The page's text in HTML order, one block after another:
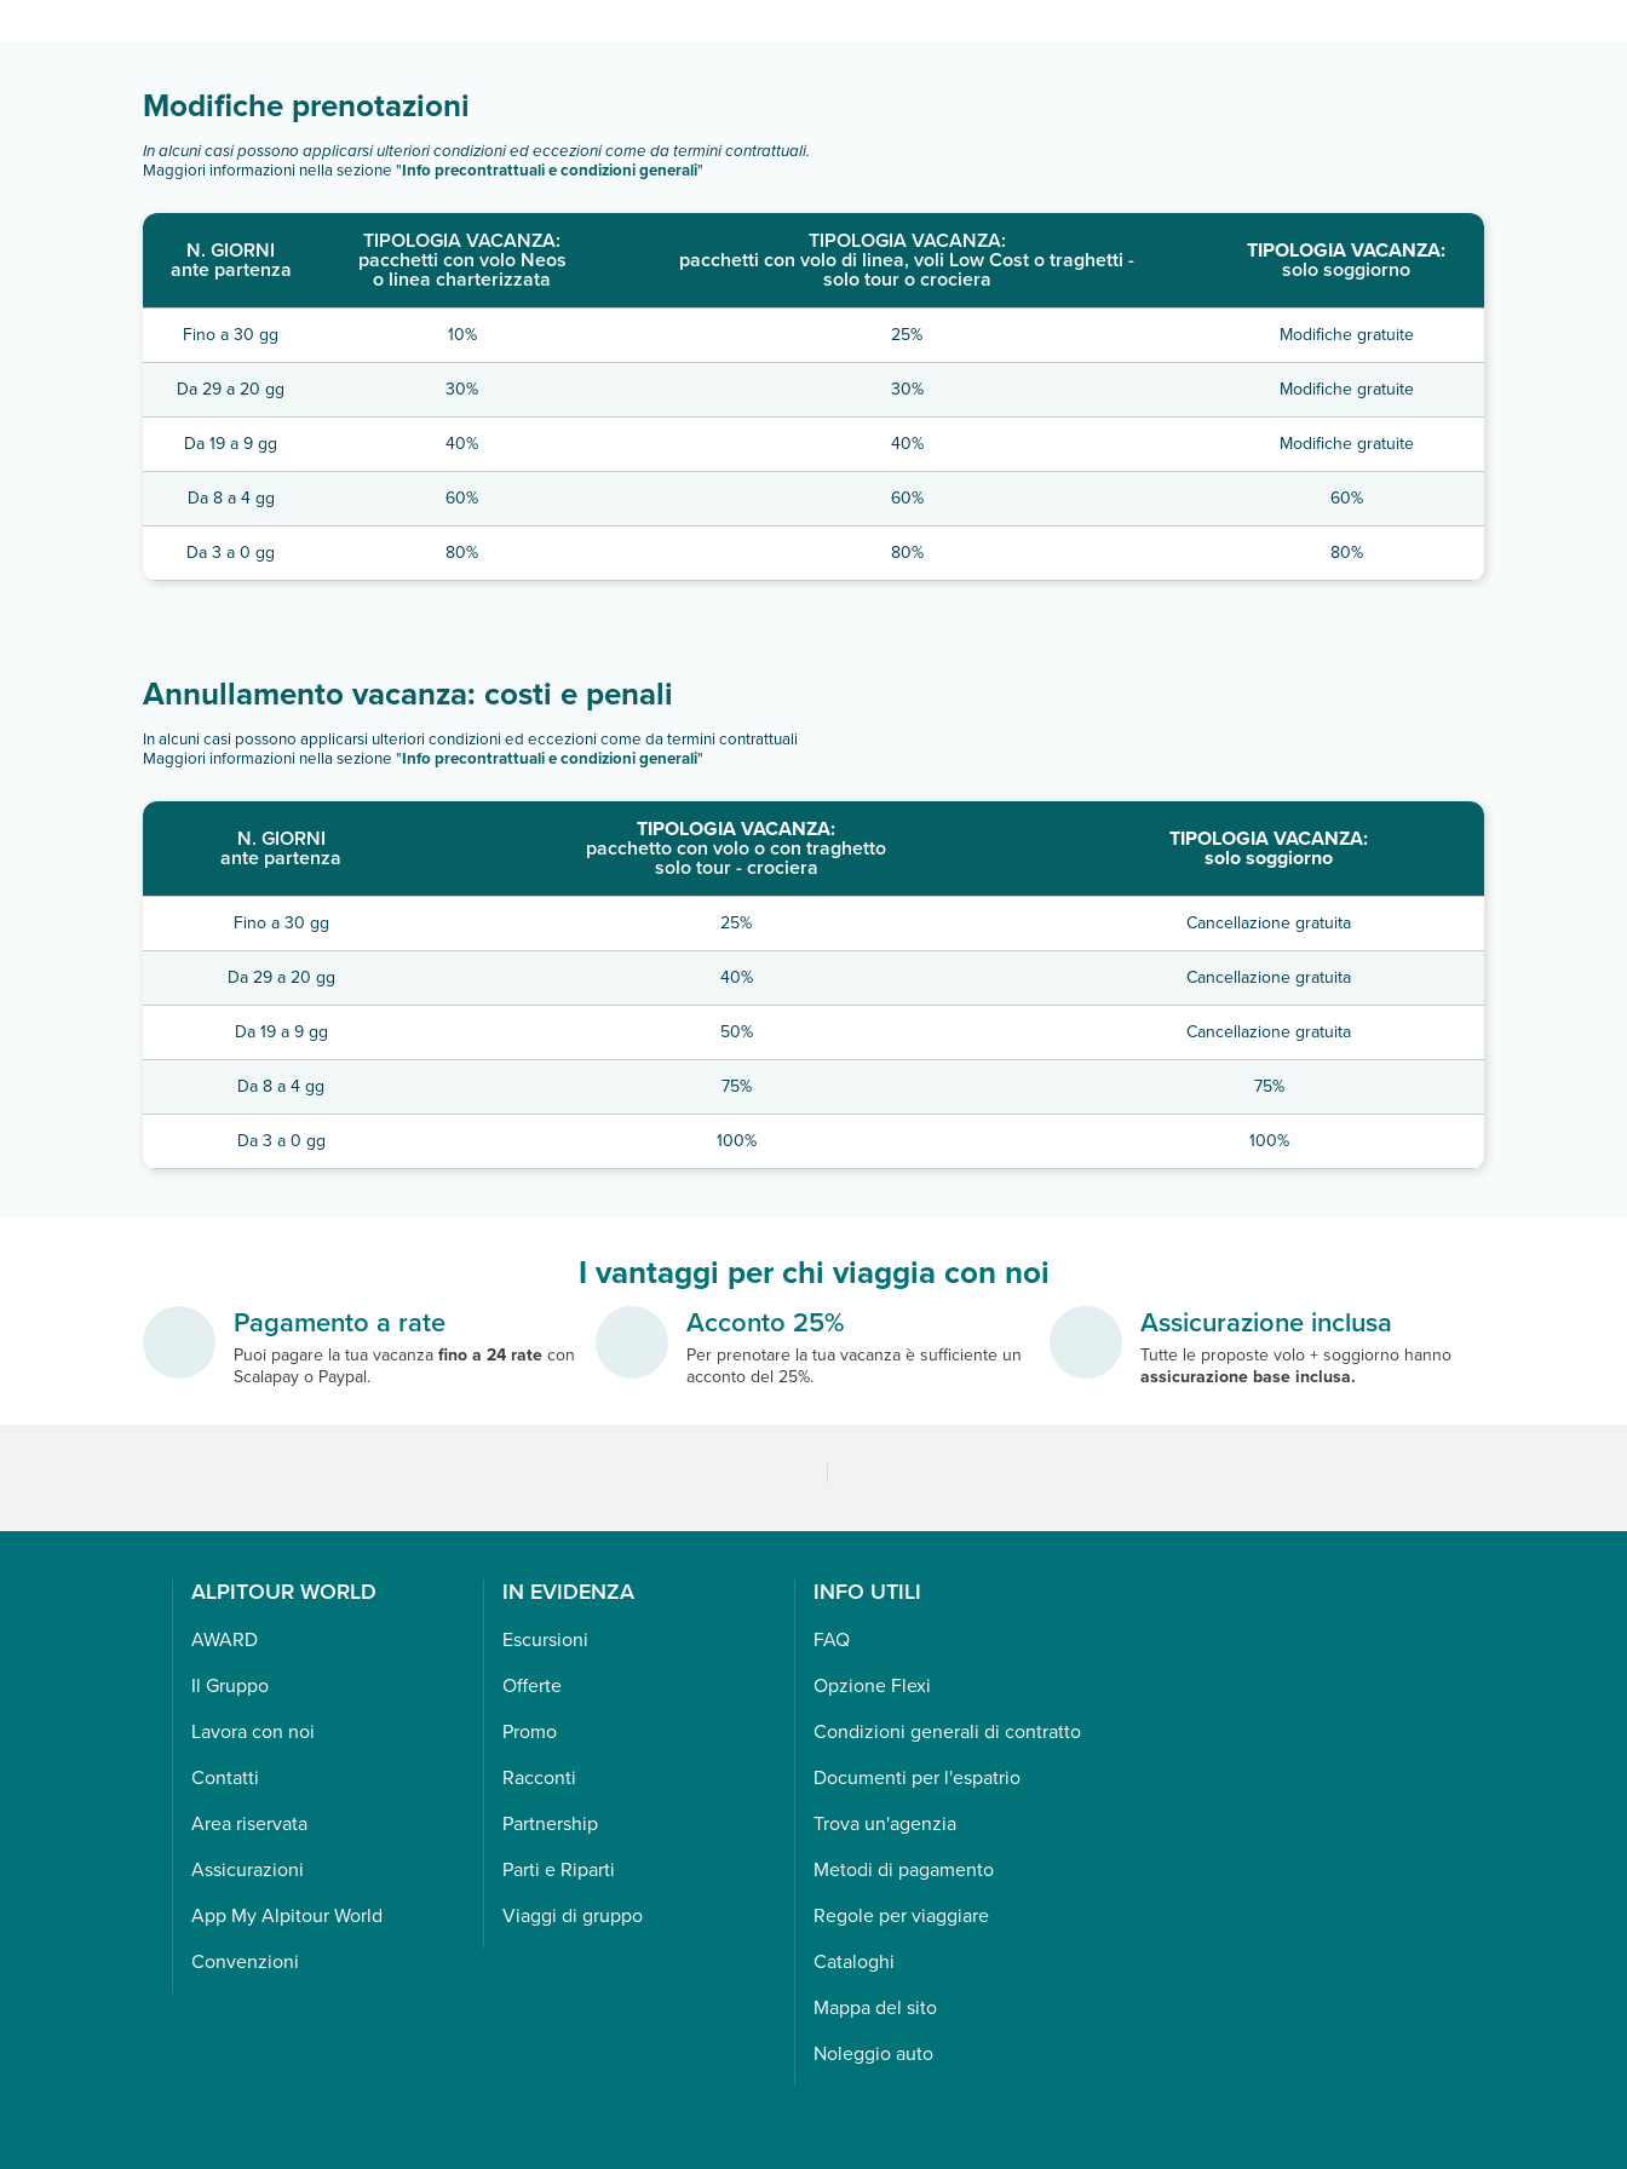
Modifiche prenotazioni
In alcuni casi possono applicarsi ulteriori condizioni ed eccezioni come da termini contrattuali.
Maggiori informazioni nella sezione "Info precontrattuali e condizioni generali"
N. GIORNI
ante partenza
TIPOLOGIA VACANZA:
pacchetti con volo Neos
o linea charterizzata
TIPOLOGIA VACANZA:
pacchetti con volo di linea, voli Low Cost o traghetti -
solo tour o crociera
TIPOLOGIA VACANZA:
solo soggiorno
Fino a 30 gg 10% 25% Modifiche gratuite
Da 29 a 20 gg 30% 30% Modifiche gratuite
Da 19 a 9 gg 40% 40% Modifiche gratuite
Da 8 a 4 gg 60% 60% 60%
Da 3 a 0 gg 80% 80% 80%
Annullamento vacanza: costi e penali
In alcuni casi possono applicarsi ulteriori condizioni ed eccezioni come da termini contrattuali
Maggiori informazioni nella sezione "Info precontrattuali e condizioni generali"
N. GIORNI
ante partenza
TIPOLOGIA VACANZA:
pacchetto con volo o con traghetto
solo tour - crociera
TIPOLOGIA VACANZA:
solo soggiorno
Fino a 30 gg 25% Cancellazione gratuita
Da 29 a 20 gg 40% Cancellazione gratuita
Da 19 a 9 gg 50% Cancellazione gratuita
Da 8 a 4 gg 75% 75%
Da 3 a 0 gg 100% 100%
I vantaggi per chi viaggia con noi
Pagamento a rate
Puoi pagare la tua vacanzafino a 24 ratecon
Scalapay o Paypal.
Acconto 25%
Per prenotare la tua vacanza è sufficiente un
acconto del 25%.
Assicurazione inclusa
Tutte le proposte volo + soggiorno hanno
assicurazione base inclusa.
ALPITOUR WORLD
AWARD
Il Gruppo
Lavora con noi
Contatti
Area riservata
Assicurazioni
App My Alpitour World
Convenzioni
IN EVIDENZA
Escursioni
Offerte
Promo
Racconti
Partnership
Parti e Riparti
Viaggi di gruppo
INFO UTILI
FAQ
Opzione Flexi
Condizioni generali di contratto
Documenti per l'espatrio
Trova un'agenzia
Metodi di pagamento
Regole per viaggiare
Cataloghi
Mappa del sito
Noleggio auto